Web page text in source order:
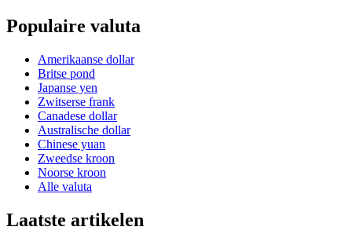
Populaire valuta
Amerikaanse dollar
Britse pond
Japanse yen
Zwitserse frank
Canadese dollar
Australische dollar
Chinese yuan
Zweedse kroon
Noorse kroon
Alle valuta
Laatste artikelen